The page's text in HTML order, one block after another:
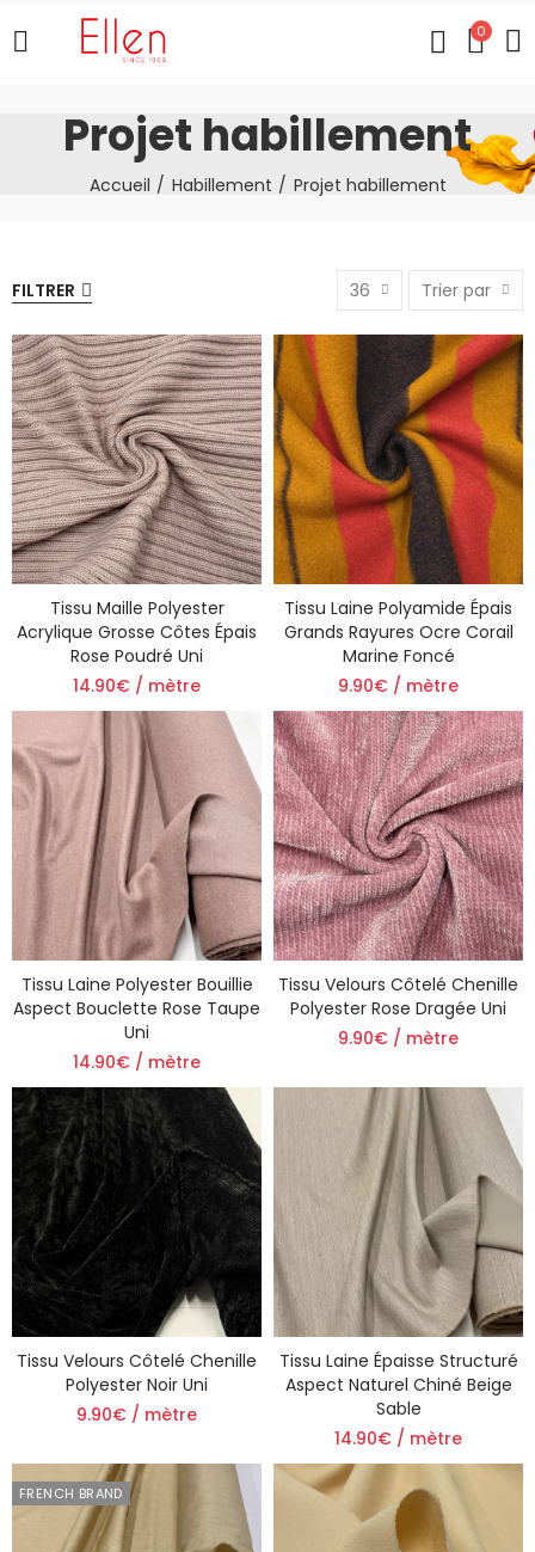
0
Projet habillement
Accueil Habillement Projet habillement
FILTRER 36 Trier par
Tissu Maille Polyester
Acrylique Grosse Côtes Épais
Rose Poudré Uni
14.90€ / mètre
Tissu Laine Polyamide Épais
Grands Rayures Ocre Corail
Marine Foncé
9.90€ / mètre
Tissu Laine Polyester Bouillie
Aspect Bouclette Rose Taupe
Uni
14.90€ / mètre
Tissu Velours Côtelé Chenille
Polyester Rose Dragée Uni
9.90€ / mètre
Tissu Velours Côtelé Chenille
Polyester Noir Uni
9.90€ / mètre
Tissu Laine Épaisse Structuré
Aspect Naturel Chiné Beige
Sable
14.90€ / mètre
FRENCH BRAND